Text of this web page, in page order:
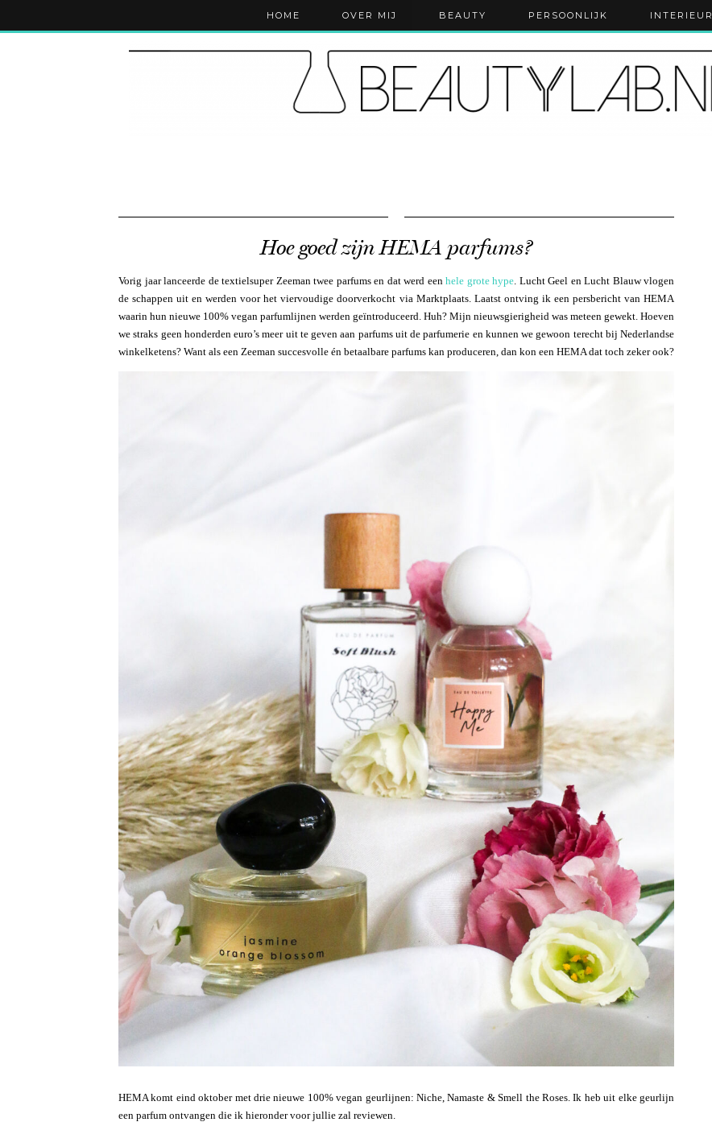
HOME OVER MIJ BEAUTY PERSOONLIJK INTERIEUR
Hoe goed zijn HEMA parfums?
Vorig jaar lanceerde de textielsuper Zeeman twee parfums en dat werd een hele grote hype. Lucht Geel en Lucht Blauw vlogen
de schappen uit en werden voor het viervoudige doorverkocht via Marktplaats. Laatst ontving ik een persbericht van HEMA
waarin hun nieuwe 100% vegan parfumlijnen werden geïntroduceerd. Huh? Mijn nieuwsgierigheid was meteen gewekt. Hoeven
we straks geen honderden euro’s meer uit te geven aan parfums uit de parfumerie en kunnen we gewoon terecht bij Nederlandse
winkelketens? Want als een Zeeman succesvolle én betaalbare parfums kan produceren, dan kon een HEMA dat toch zeker ook?
HEMAkomt eind oktober met drie nieuwe 100% vegan geurlijnen: Niche, Namaste & Smell the Roses. Ik heb uit elke geurlijn
een parfum ontvangen die ik hieronder voor jullie zal reviewen.